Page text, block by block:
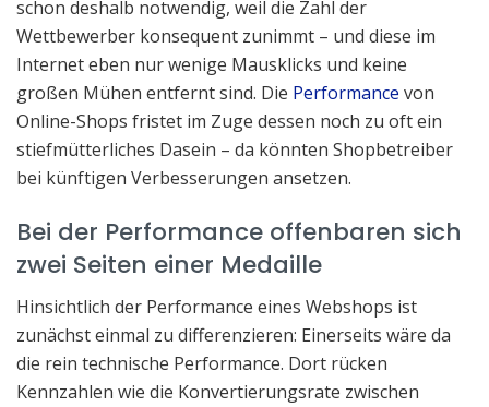
schon deshalb notwendig, weil die Zahl der
Wettbewerber konsequent zunimmt – und diese im
Internet eben nur wenige Mausklicks und keine
großen Mühen entfernt sind. Die Performance von
Online-Shops fristet im Zuge dessen noch zu oft ein
stiefmütterliches Dasein – da könnten Shopbetreiber
bei künftigen Verbesserungen ansetzen.
Bei der Performance offenbaren sich
zwei Seiten einer Medaille
Hinsichtlich der Performance eines Webshops ist
zunächst einmal zu differenzieren: Einerseits wäre da
die rein technische Performance. Dort rücken
Kennzahlen wie die Konvertierungsrate zwischen